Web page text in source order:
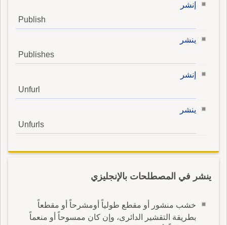
إنشر
Publish
ينشر
Publishes
إنشر
Unfurl
ينشر
Unfurls
ينشر في المصطلحات بالإنجليزي
خشب منشور أو مقطع طولياً أومشرحاً أو مقطعاً
بطريقة التقشير الدائرى، وإن كان ممسوحاً أو منعماً